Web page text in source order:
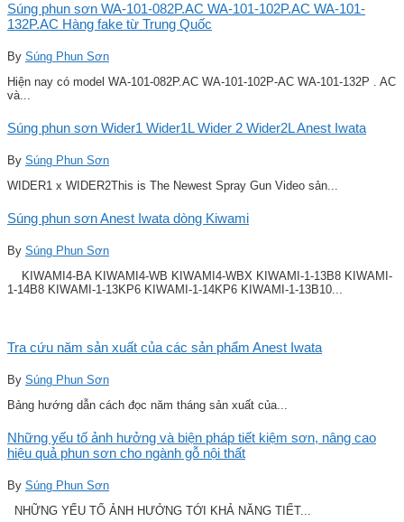
Súng phun sơn WA-101-082P.AC WA-101-102P.AC WA-101-
132P.AC Hàng fake từ Trung Quốc
By Súng Phun Sơn
Hiện nay có model WA-101-082P.AC WA-101-102P-AC WA-101-132P . AC
và...
Súng phun sơn Wider1 Wider1L Wider 2 Wider2L Anest Iwata
By Súng Phun Sơn
WIDER1 x WIDER2This is The Newest Spray Gun Video sản...
Súng phun sơn Anest Iwata dòng Kiwami
By Súng Phun Sơn
KIWAMI4-BA KIWAMI4-WB KIWAMI4-WBX KIWAMI-1-13B8 KIWAMI-
1-14B8 KIWAMI-1-13KP6 KIWAMI-1-14KP6 KIWAMI-1-13B10...
Tra cứu năm sản xuất của các sản phẩm Anest Iwata
By Súng Phun Sơn
Bảng hướng dẫn cách đọc năm tháng sản xuất của...
Những yếu tố ảnh hưởng và biện pháp tiết kiệm sơn, nâng cao
hiệu quả phun sơn cho ngành gỗ nội thất
By Súng Phun Sơn
NHỮNG YẾU TỐ ẢNH HƯỞNG TỚI KHẢ NĂNG TIẾT...